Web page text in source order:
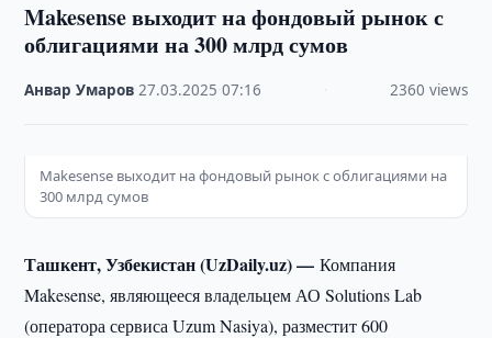
Makesense выходит на фондовый рынок с
облигациями на 300 млрд сумов
Анвар Умаров ·27.03.2025 ·07:16 2360 views
Makesense выходит на фондовый рынок с облигациями на
300 млрд сумов
Ташкент, Узбекистан (UzDaily.uz) —Компания
Makesense, являющееся владельцем АО Solutions Lab
(оператора сервиса Uzum Nasiya), разместит 600